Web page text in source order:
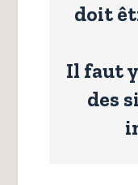
doit
Il faut
des